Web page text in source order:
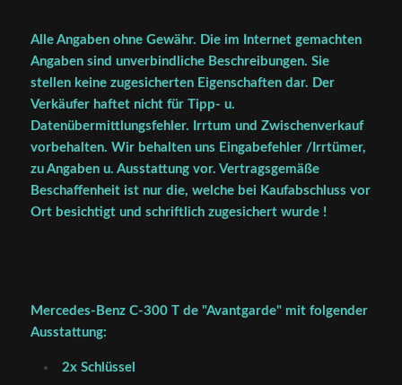
Alle Angaben ohne Gewähr. Die im Internet gemachten
Angaben sind unverbindliche Beschreibungen. Sie
stellen keine zugesicherten Eigenschaften dar. Der
Verkäufer haftet nicht für Tipp- u.
Datenübermittlungsfehler. Irrtum und Zwischenverkauf
vorbehalten. Wir behalten uns Eingabefehler /Irrtümer,
zu Angaben u. Ausstattung vor. Vertragsgemäße
Beschaffenheit ist nur die, welche bei Kaufabschluss vor
Ort besichtigt und schriftlich zugesichert wurde !
Mercedes-Benz C-300 T de "Avantgarde" mit folgender
Ausstattung:
2x Schlüssel